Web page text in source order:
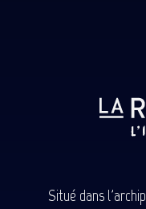
Situé dans